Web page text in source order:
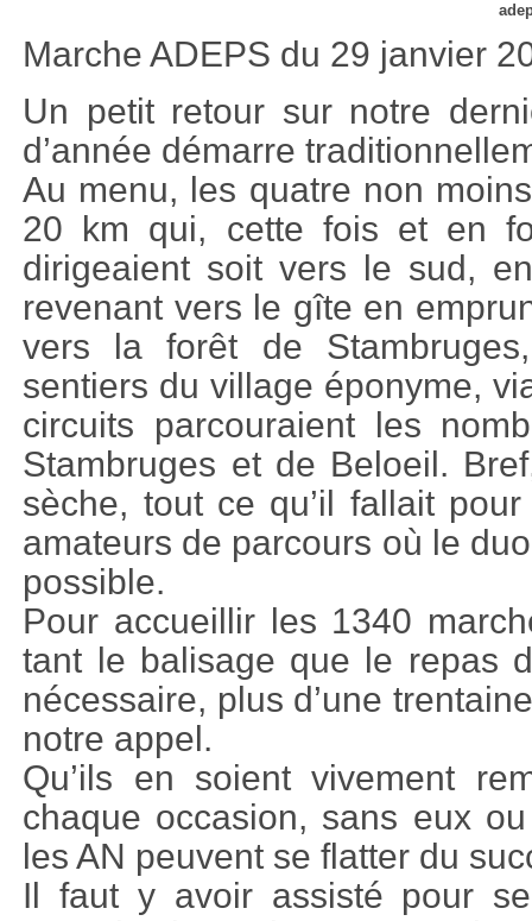
Marche ADEPS du 29 janvier
Un petit retour sur notre
d’année démarre
Au menu, les quatre non
20 km qui, cette fois et en
dirigeaient soit vers le sud,
revenant vers le gîte en
vers la forêt de
sentiers du village éponyme,
circuits parcouraient les
Stambruges et de Beloeil.
sèche, tout ce qu’il fallait
amateurs de parcours où le
possible.
Pour accueillir les 1340
tant le balisage que le repas
nécessaire, plus d’une
notre appel.
Qu’ils en soient vivement
chaque occasion, sans eux
les AN peuvent se flatter du
Il faut y avoir assisté pour